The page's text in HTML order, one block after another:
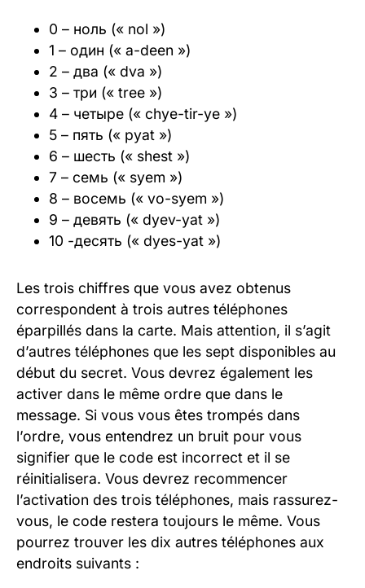
0 – ноль (« nol »)
1 – один (« a-deen »)
2 – два (« dva »)
3 – три (« tree »)
4 – четыре (« chye-tir-ye »)
5 – пять (« pyat »)
6 – шесть (« shest »)
7 – семь (« syem »)
8 – восемь (« vo-syem »)
9 – девять (« dyev-yat »)
10 -десять (« dyes-yat »)
Les trois chiffres que vous avez obtenus
correspondent à trois autres téléphones
éparpillés dans la carte. Mais attention, il s’agit
d’autres téléphones que les sept disponibles au
début du secret. Vous devrez également les
activer dans le même ordre que dans le
message. Si vous vous êtes trompés dans
l’ordre, vous entendrez un bruit pour vous
signifier que le code est incorrect et il se
réinitialisera. Vous devrez recommencer
l’activation des trois téléphones, mais rassurez-
vous, le code restera toujours le même. Vous
pourrez trouver les dix autres téléphones aux
endroits suivants :